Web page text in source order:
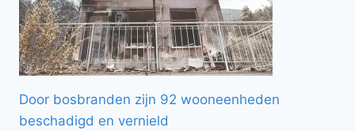
Door bosbranden zijn 92 wooneenheden
beschadigd en vernield